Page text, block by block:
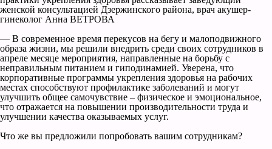
женской консультацией Дзержинского района, врач акушер-
гинеколог Анна ВЕТРОВА
— В современное время перекусов на бегу и малоподвижного
образа жизни, мы решили внедрить среди своих сотрудников в
апреле месяце мероприятия, направленные на борьбу с
неправильным питанием и гиподинамией. Уверена, что
корпоративные программы укрепления здоровья на рабочих
местах способствуют профилактике заболеваний и могут
улучшить общее самочувствие – физическое и эмоциональное,
что отражается на повышении производительности труда и
улучшении качества оказываемых услуг.
Что же вы предложили попробовать вашим сотрудникам?